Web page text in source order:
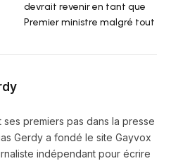
devrait revenir en tant que
Premier ministre malgré tout
ses premiers pas dans la presse
Gerdy a fondé le site Gayvox
indépendant pour écrire